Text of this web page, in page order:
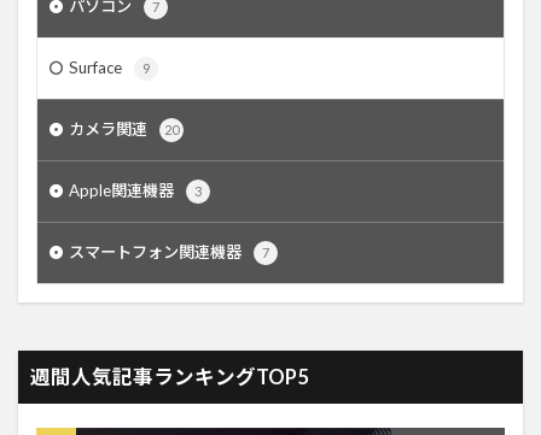
パソコン 7
Surface 9
カメラ関連 20
Apple関連機器 3
スマートフォン関連機器 7
週間人気記事ランキングTOP5